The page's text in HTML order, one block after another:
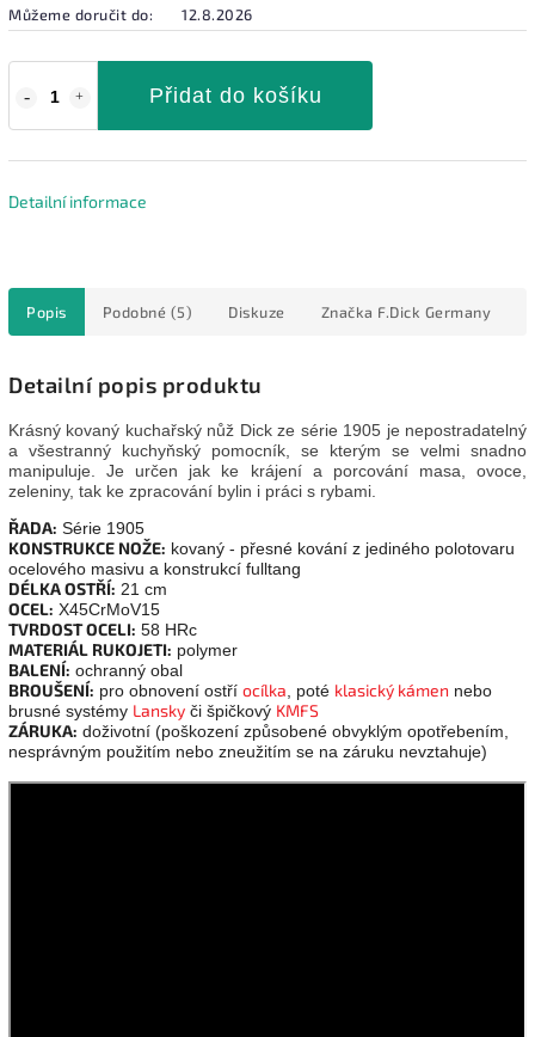
Můžeme doručit do:
12.8.2026
Přidat do košíku
Detailní informace
Popis Podobné (5) Diskuze Značka F.Dick Germany
Detailní popis produktu
Krásný kovaný kuchařský nůž Dick ze série 1905 je nepostradatelný
a všestranný kuchyňský pomocník, se kterým se velmi snadno
manipuluje. Je určen jak ke krájení a porcování masa, ovoce,
zeleniny, tak ke zpracování bylin i práci s rybami.
ŘADA: Série 1905
KONSTRUKCE NOŽE: kovaný - přesné kování z jediného polotovaru
ocelového masivu a konstrukcí fulltang
DÉLKA OSTŘÍ: 21 cm
OCEL: X45CrMoV15
TVRDOST OCELI: 58 HRc
MATERIÁL RUKOJETI: polymer
BALENÍ: ochranný obal
BROUŠENÍ: pro obnovení ostří ocílka , poté klasický kámen nebo
brusné systémy Lansky či špičkový KMFS
ZÁRUKA: doživotní (poškození způsobené obvyklým opotřebením,
nesprávným použitím nebo zneužitím se na záruku nevztahuje)